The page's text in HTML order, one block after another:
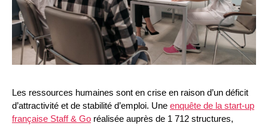
Les ressources humaines sont en crise en raison d’un déficit
d’attractivité et de stabilité d’emploi. Une enquête de la start-up
française Staff & Go réalisée auprès de 1 712 structures,